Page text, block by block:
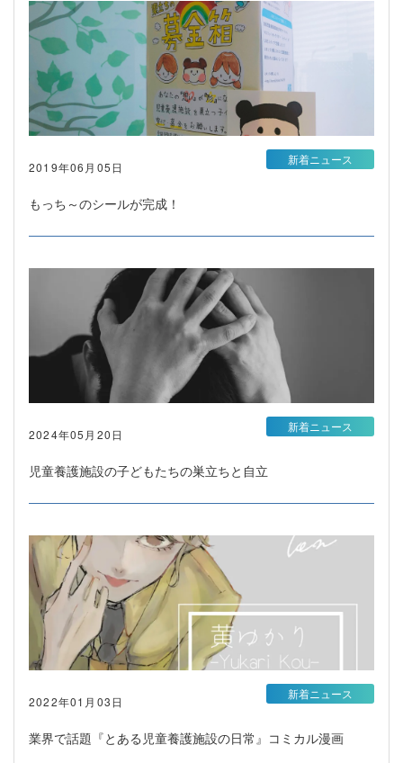
2019年06月05日
もっち～のシールが完成！
新着ニュース
2024年05月20日
児童養護施設の子どもたちの巣立ちと自立
新着ニュース
2022年01月03日
業界で話題『とある児童養護施設の日常』コミカル漫画
新着ニュース